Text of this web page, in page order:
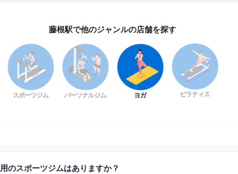
藤根駅で他のジャンルの店舗を探す
スポーツジム パーソナルジム ヨガ ピラティス
のスポーツジムはありますか？